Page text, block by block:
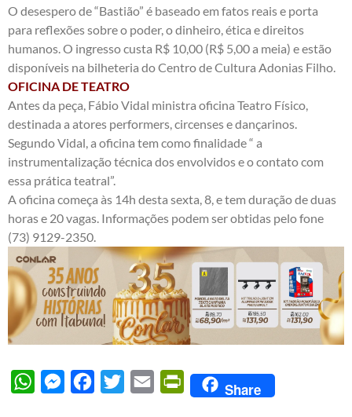
O desespero de “Bastião” é baseado em fatos reais e porta
para reflexões sobre o poder, o dinheiro, ética e direitos
humanos. O ingresso custa R$ 10,00 (R$ 5,00 a meia) e estão
disponíveis na bilheteria do Centro de Cultura Adonias Filho.
OFICINA DE TEATRO
Antes da peça, Fábio Vidal ministra oficina Teatro Físico,
destinada a atores performers, circenses e dançarinos.
Segundo Vidal, a oficina tem como finalidade “ a
instrumentalização técnica dos envolvidos e o contato com
essa prática teatral”.
A oficina começa às 14h desta sexta, 8, e tem duração de duas
horas e 20 vagas. Informações podem ser obtidas pelo fone
(73) 9129-2350.
WhatsAppMessengerFacebook
Twitter Email PrintFriendly
Share